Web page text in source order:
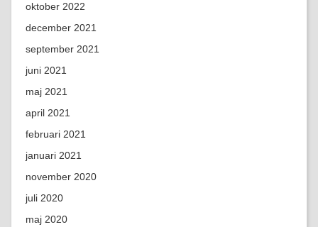
oktober 2022
december 2021
september 2021
juni 2021
maj 2021
april 2021
februari 2021
januari 2021
november 2020
juli 2020
maj 2020